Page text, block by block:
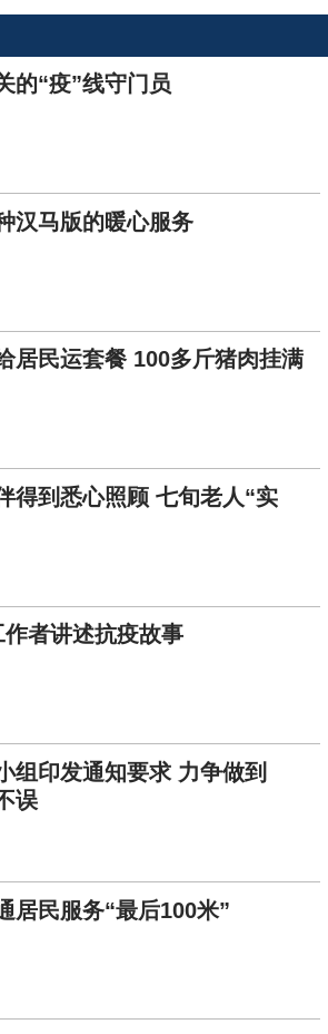
的“疫”线守门员
汉马版的暖心服务
居民运套餐 100多斤猪肉挂满
得到悉心照顾 七旬老人“实
者讲述抗疫故事
组印发通知要求 力争做到
误
居民服务“最后100米”